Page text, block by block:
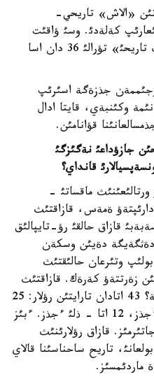
«الاش» تاريحي-
كةلةدئ. وسئ ؤاقئت
ارالئعئندا «قازاق رؤ-تايپالارئنئث تاريحئ» تؤرالئ 36 دان اسا
جذزةگة اسئرئپ
وكئنبةي، قايتا ادال
قؤانامئن.
جازؤداعئ نةگئزگئ
قانداي؟
ماقساتئ -
ةمةس، قازاقتئث
قازاق حالقئ رؤ-تايپالئق
دةثگةيگة دةيئن وسكةن
وتئرعان حالئقتئث
زةرتتةؤ كةرةك. قازاقتئث
تامئرئ - رؤلئق جذيةدة ةمةس پة؟ 43 اتادان تارايتئن رؤلار: 25
اتا - كئشئ ءجذز، 6 اتا - ورتا ءجذز، 12 اتا - ذلئ ءجذز. ءبئز
قازاق رؤلارئنئث
تاريح ساحناسئنا قالاي
ماردئمسئز.